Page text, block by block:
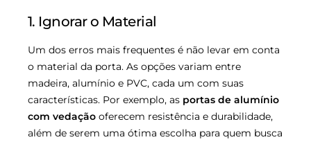
1. Ignorar o Material
Um dos erros mais frequentes é não levar em conta
o material da porta. As opções variam entre
madeira, alumínio e PVC, cada um com suas
características. Por exemplo, as portas de alumínio
com vedação oferecem resistência e durabilidade,
além de serem uma ótima escolha para quem busca